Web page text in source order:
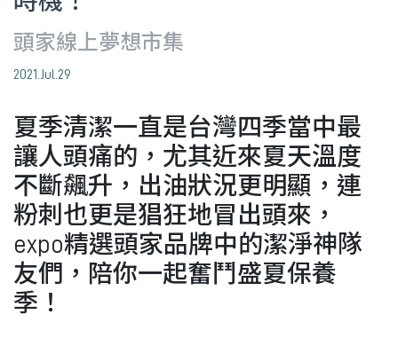
頭家線上夢想市集
2021.Jul.29
夏季清潔一直是台灣四季當中最
讓人頭痛的，尤其近來夏天溫度
不斷飆升，出油狀況更明顯，連
粉刺也更是猖狂地冒出頭來，
expo精選頭家品牌中的潔淨神隊
友們，陪你一起奮鬥盛夏保養
季！